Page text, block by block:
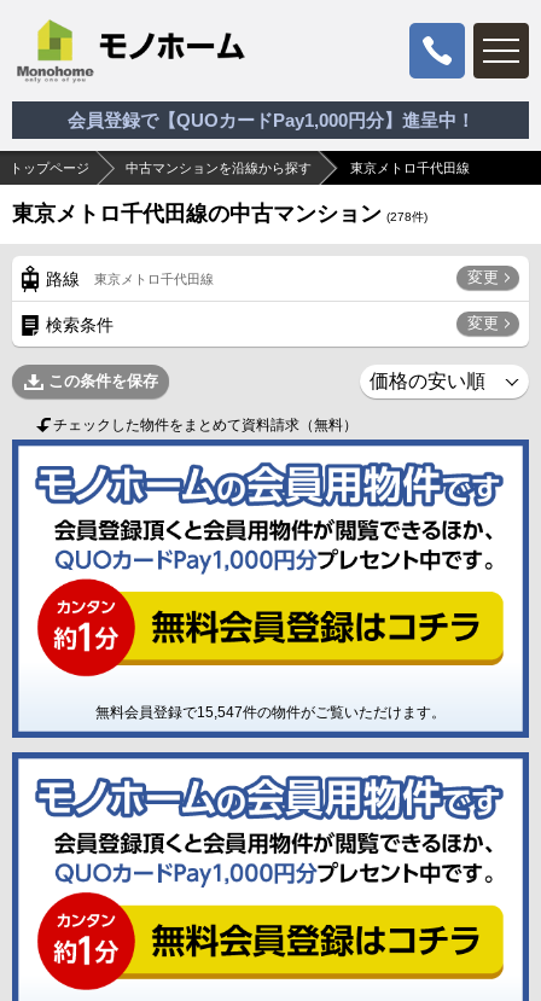
会員登録で【QUOカードPay1,000円分】進呈中！
トップページ 中古マンションを沿線から探す 東京メトロ千代田線
東京メトロ千代田線の中古マンション (278件)
路線 東京メトロ千代田線 変更
検索条件 変更
この条件を保存
チェックした物件をまとめて資料請求（無料）
無料会員登録で15,547件の物件がご覧いただけます。